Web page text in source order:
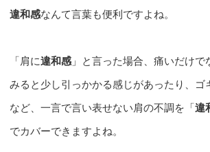
違和感なんて言葉も便利ですよね。
「肩に違和感 」と言った場合、痛いだけで
みると少し引っかかる感じがあったり、ゴ
など、一言で言い表せない肩の不調を「違
でカバーできますよね。